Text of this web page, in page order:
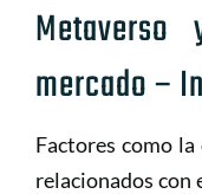
mercado –
Factores como
relacionados con